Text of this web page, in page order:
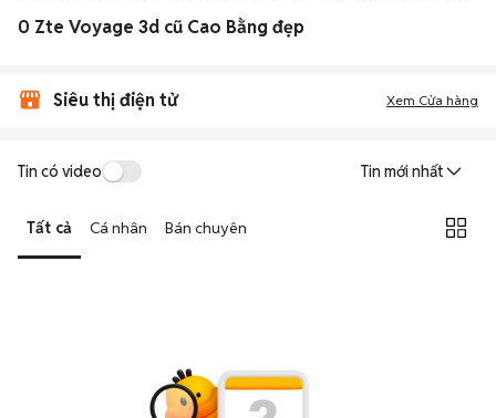
0 Zte Voyage 3d cũ Cao Bằng đẹp
Siêu thị điện tử Xem Cửa hàng
Tin có video Tin mới nhất
Tất cả Cá nhân Bán chuyên